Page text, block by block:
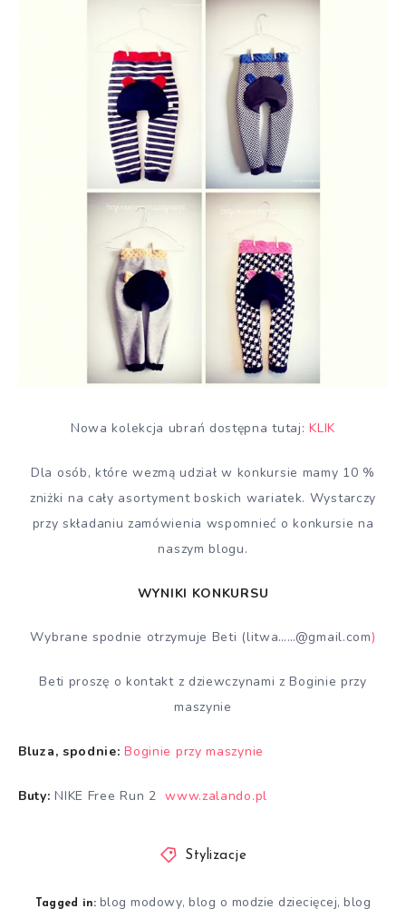
Nowa kolekcja ubrań dostępna tutaj:KLIK
Dla osób, które wezmą udział w konkursie mamy 10 %
zniżki na cały asortyment boskich wariatek. Wystarczy
przy składaniu zamówienia wspomnieć o konkursie na
naszym blogu.
WYNIKI KONKURSU
Wybrane spodnie otrzymuje Beti (litwa……@gmail.com)
Beti proszę o kontakt z dziewczynami z Boginie przy
maszynie
Bluza, spodnie: Boginie przy maszynie
Buty: NIKE Free Run 2www.zalando.pl
Stylizacje
Tagged in: blog modowy,blog o modzie dziecięcej,blog